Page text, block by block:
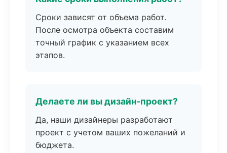
Сроки зависят от объема работ.
После осмотра объекта составим
точный график с указанием всех
этапов.
Делаете ли вы дизайн-проект?
Да, наши дизайнеры разработают
проект с учетом ваших пожеланий и
бюджета.